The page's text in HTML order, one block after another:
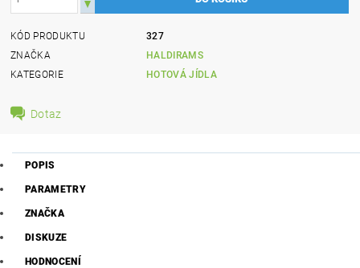
KÓD PRODUKTU
327
ZNAČKA
HALDIRAMS
KATEGORIE
HOTOVÁ JÍDLA
Dotaz
POPIS
PARAMETRY
ZNAČKA
DISKUZE
HODNOCENÍ